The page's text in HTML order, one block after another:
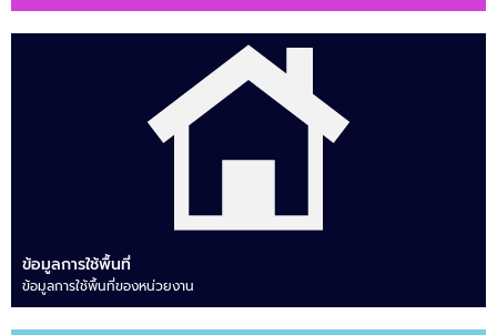
ข้อมูลการใช้พื้นที่
ข้อมูลการใช้พื้นที่ของหน่วยงาน